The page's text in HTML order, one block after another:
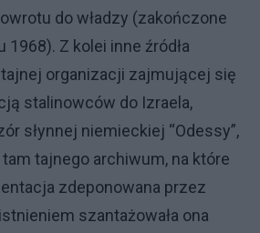
do władzy (zakończone
Z kolei inne źródła
organizacji zajmującej się
stalinowców do Izraela,
słynnej niemieckiej “Odessy”,
tajnego archiwum, na które
zdeponowana przez
szantażowała ona